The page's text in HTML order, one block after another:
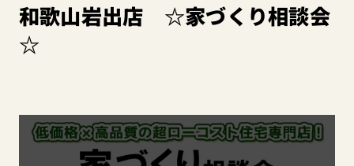
和歌山岩出店 ☆家づくり相談会
☆